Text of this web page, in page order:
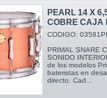
PEARL 14 X
COBRE CAJA
CODIGO:
PRIMAL SNARE
SONIDO
de los modelos
bateristas en
directo. Cad...